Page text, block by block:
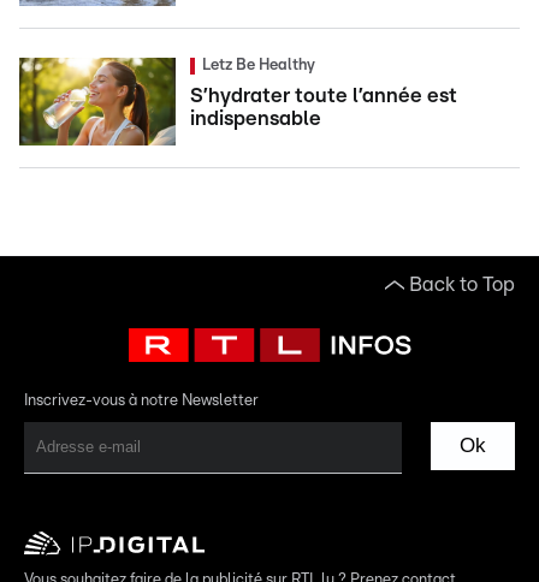
Letz Be Healthy
S’hydrater toute l’année est
indispensable
Back to Top
Inscrivez-vous à notre Newsletter
Ok